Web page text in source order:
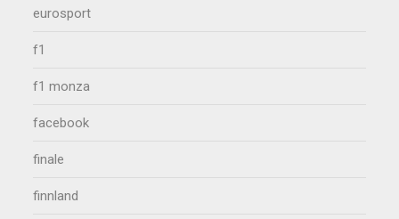
eurosport
f1
f1 monza
facebook
finale
finnland